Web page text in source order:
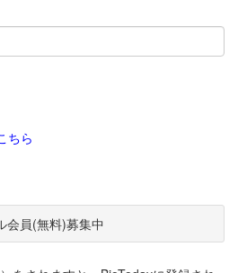
ちら
会員(無料)募集中